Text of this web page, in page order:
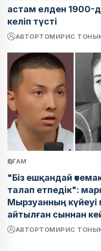
астам елден 1900-
келіп түсті
АВТОРТОМИРИС
ҚОҒАМ
"Біз ешқандай
талап етпедік":
Мырзуанның күйеуі
айтылған сыннан
АВТОРТОМИРИС